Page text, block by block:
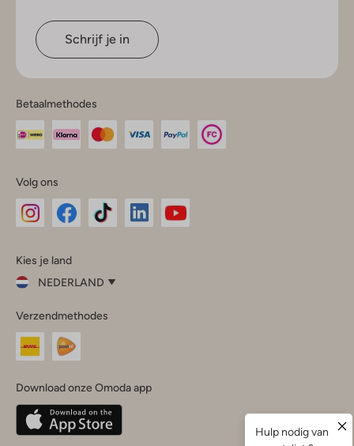
Schrijf je in
Betaalmethodes
Volg ons
InstagramFacebook
Kies je land
NEDERLAND
je
land
Nederland
Belgique(Français)
Deutschland
Verzendmethodes
Download onze Omoda app